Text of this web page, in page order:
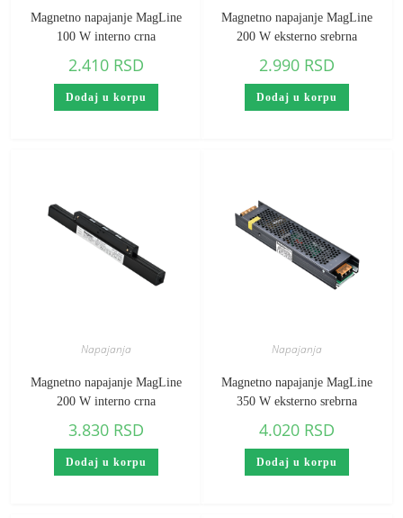
Magnetno napajanje MagLine
100 W interno crna
2.410 RSD
Dodaj u korpu
Magnetno napajanje MagLine
200 W eksterno srebrna
2.990 RSD
Dodaj u korpu
Napajanja
Magnetno napajanje MagLine
200 W interno crna
3.830 RSD
Dodaj u korpu
Napajanja
Magnetno napajanje MagLine
350 W eksterno srebrna
4.020 RSD
Dodaj u korpu